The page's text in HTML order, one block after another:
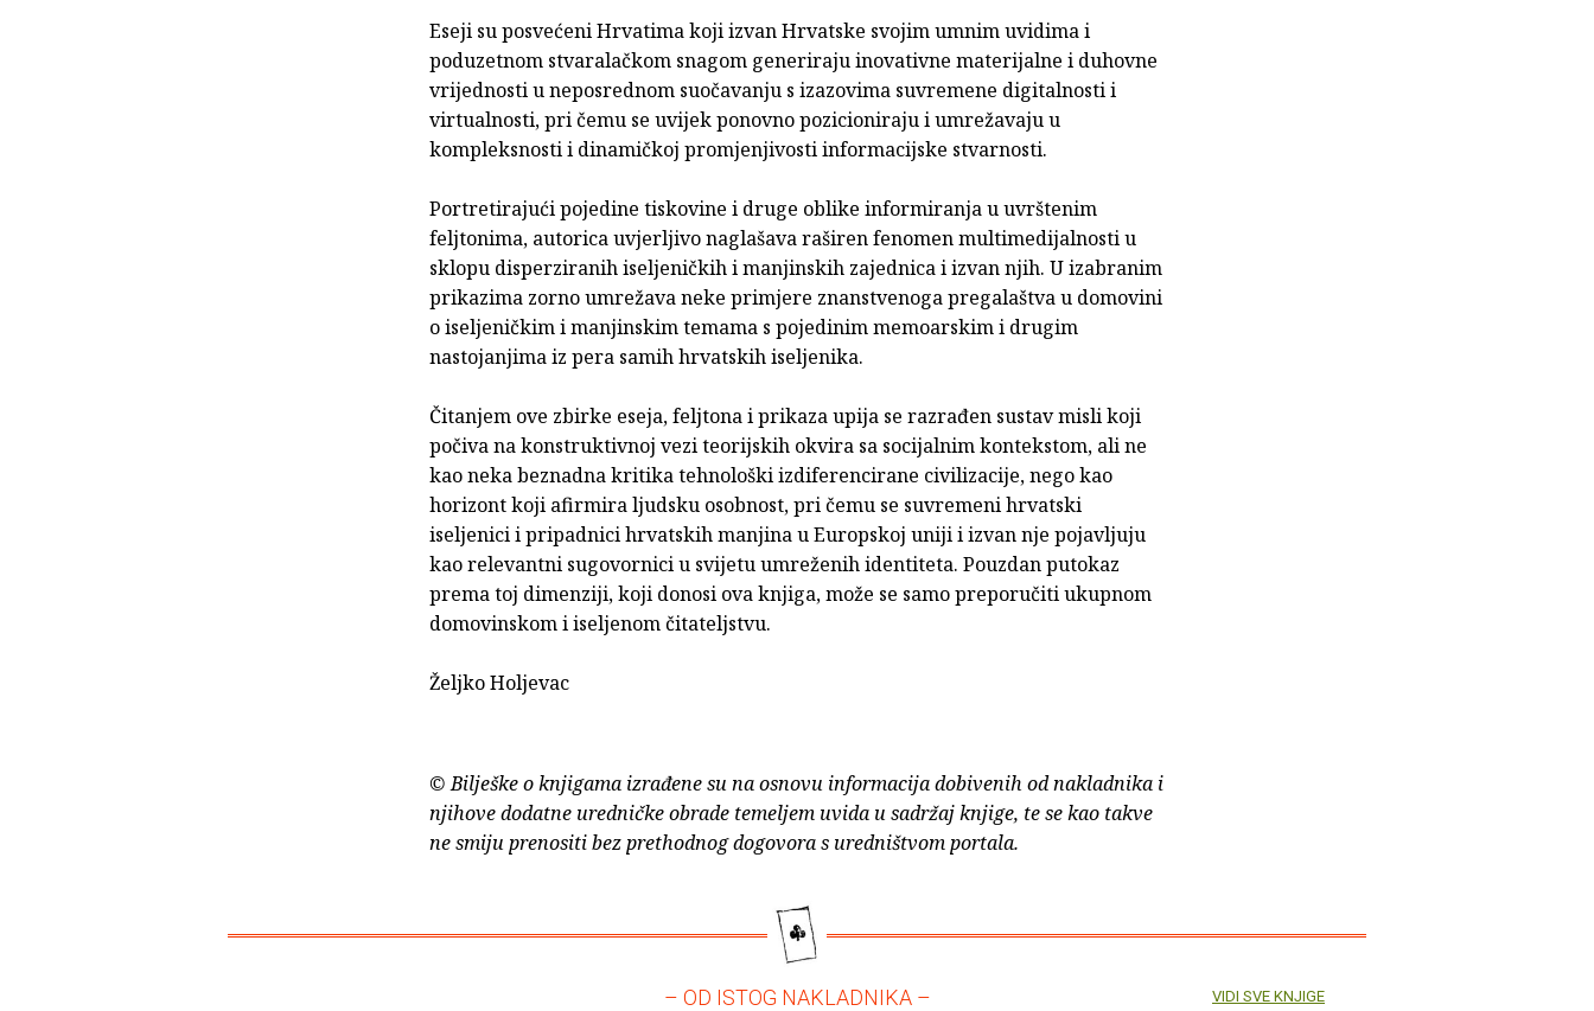
Eseji su posvećeni Hrvatima koji izvan Hrvatske svojim umnim uvidima i
poduzetnom stvaralačkom snagom generiraju inovativne materijalne i duhovne
vrijednosti u neposrednom suočavanju s izazovima suvremene digitalnosti i
virtualnosti, pri čemu se uvijek ponovno pozicioniraju i umrežavaju u
kompleksnosti i dinamičkoj promjenjivosti informacijske stvarnosti.
Portretirajući pojedine tiskovine i druge oblike informiranja u uvrštenim
feljtonima, autorica uvjerljivo naglašava raširen fenomen multimedijalnosti u
sklopu disperziranih iseljeničkih i manjinskih zajednica i izvan njih. U izabranim
prikazima zorno umrežava neke primjere znanstvenoga pregalaštva u domovini
o iseljeničkim i manjinskim temama s pojedinim memoarskim i drugim
nastojanjima iz pera samih hrvatskih iseljenika.
Čitanjem ove zbirke eseja, feljtona i prikaza upija se razrađen sustav misli koji
počiva na konstruktivnoj vezi teorijskih okvira sa socijalnim kontekstom, ali ne
kao neka beznadna kritika tehnološki izdiferencirane civilizacije, nego kao
horizont koji afirmira ljudsku osobnost, pri čemu se suvremeni hrvatski
iseljenici i pripadnici hrvatskih manjina u Europskoj uniji i izvan nje pojavljuju
kao relevantni sugovornici u svijetu umreženih identiteta. Pouzdan putokaz
prema toj dimenziji, koji donosi ova knjiga, može se samo preporučiti ukupnom
domovinskom i iseljenom čitateljstvu.
Željko Holjevac
© Bilješke o knjigama izrađene su na osnovu informacija dobivenih od nakladnika i
njihove dodatne uredničke obrade temeljem uvida u sadržaj knjige, te se kao takve
ne smiju prenositi bez prethodnog dogovora s uredništvom portala.
– OD ISTOG NAKLADNIKA – VIDI SVE KNJIGE